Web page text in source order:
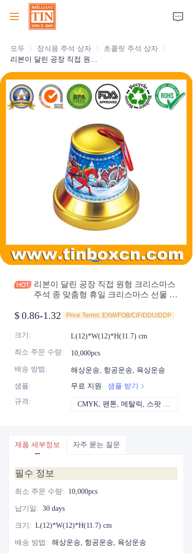
모두 장식용 주석 상자 장식용 주석 상자
초콜릿 주석 상자 초콜릿 주석
리본이 달린 공장 직접 원형 크리스마스
주석 종 맞춤형 휴일 크리스마스 선물 주
금속 주석 용기 도매
$0.86-1.32 Price Terms: EXW/FOB/CIF/DDU/DDP
크기 : L(12)*W(12)*H(11.7) cm
최소 주문 수량: 10,000pcs
배송 방법 : 해상운송, 항공운송, 육상운송
샘플: 무료 지원
샘플 받기
규격 : CMYK, 팬톤, 메탈릭, 스팟 컬러 등
제품 세부정보 자주 묻는 질문
필수 정보
최소 주문 수량: 10,000pcs
납기일 : 30 days
크기 : L(12)*W(12)*H(11.7) cm
배송 방법 : 해상운송, 항공운송, 육상운송
집
회사
제품
지속 가능성
소식